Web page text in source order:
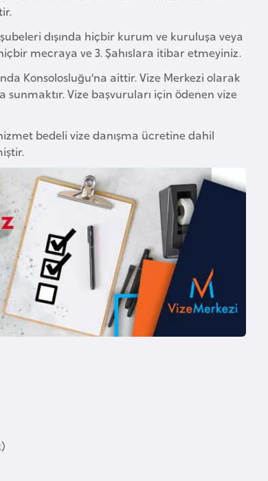
dışında hiçbir kurum ve kuruluşa veya
mecraya ve 3. Şahıslara itibar etmeyiniz.
Konsolosluğu’na aittir. Vize Merkezi olarak
sunmaktır. Vize başvuruları için ödenen vize
bedeli vize danışma ücretine dahil